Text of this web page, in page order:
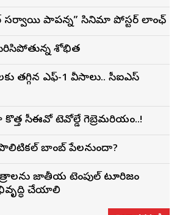
సర్వాయి పాపన్న” సినిమా పోస్టర్ లాంఛ్
శోభిత
తగ్గిన ఎఫ్-1 వీసాలు.. సీఐఎస్
సీఈవోగా టెవోల్డే గెబ్రెమరియం..!
పొలిటికల్ బాంబ్ పేలనుందా?
జాతీయ టెంపుల్ టూరిజం
చేయాలి